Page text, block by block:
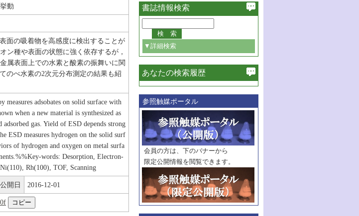
動
面の吸着物を高感度に検出することが
ン種や表面の状態に強く依存するが，
属表面上での水素と酸素の振舞いに関
のべ水素の2次元分布測定の結果も紹
measures adsobates on solid surface with
when a new material is synthesized as
gas. Yield of ESD depends strong
ESD measures hydrogen on the solid surf
of hydrogen and oxygen on metal surfa
words: Desorption, Electron-
Rh(100), TOF, Scanning
公開日 2016-12-01
書誌情報検索
▼詳細検索
必ず含む
巻・号指定
巻
号
範囲指定
巻
号～
巻
号
触媒年鑑
年度
記事種別
マーク：
マークあり
あなたの検索履歴
参照触媒ポータル
会員の方は、下のバナーから
限定公開情報を閲覧できます。